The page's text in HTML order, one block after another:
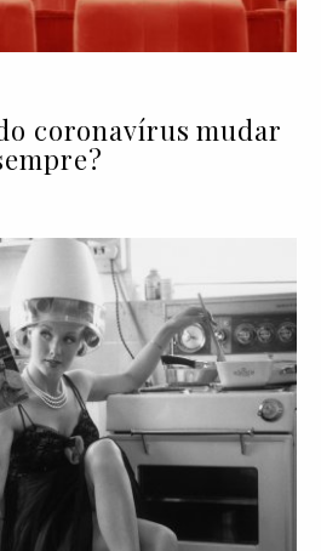
coronavírus mudar